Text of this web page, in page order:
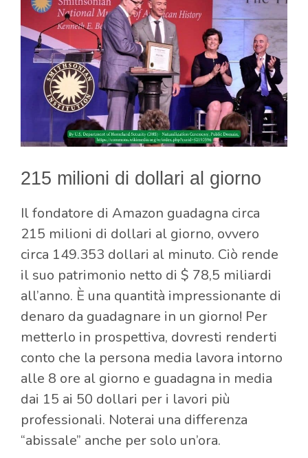
215 milioni di dollari al giorno
Il fondatore di Amazon guadagna circa
215 milioni di dollari al giorno, ovvero
circa 149.353 dollari al minuto. Ciò rende
il suo patrimonio netto di $ 78,5 miliardi
all’anno. È una quantità impressionante di
denaro da guadagnare in un giorno! Per
metterlo in prospettiva, dovresti renderti
conto che la persona media lavora intorno
alle 8 ore al giorno e guadagna in media
dai 15 ai 50 dollari per i lavori più
professionali. Noterai una differenza
“abissale” anche per solo un’ora.